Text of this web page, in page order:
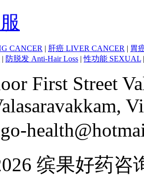
CANCER | 肝癌 LIVER CANCER | 胃
| 防脱发 Anti-Hair Loss | 性功能 SEXUAL |
First Street
缤果好药咨